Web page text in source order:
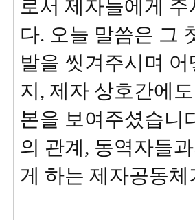
로서 제자들에게
다. 오늘 말씀은 그
발을 씻겨주시며
지, 제자 상호간에
본을 보여주셨습니
의 관계, 동역자들
게 하는 제자공동